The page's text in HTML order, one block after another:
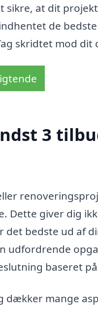
at dit
de
skridtet mod dit
3
Dette giver dig
det bedste ud af
baseret
dækker mange